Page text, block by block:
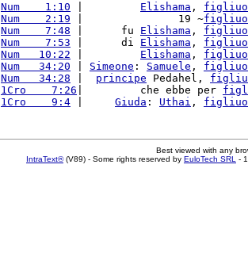
Num    1:10 Elishama ,
Num    2:19 |               19 ~
Num    7:48 |      fu Elishama ,
Num    7:53 |      di Elishama ,
Num   10:22 Elishama ,
Num   34:20 Simeone : Samuele ,
Num   34:28 principe Pedahel,
1Cro    7:26 |         che ebbe per
1Cro    9:4 Giuda : Uthai ,
Best viewed with any
IntraText®(V89) - Some rights reserved by EuloTech SRL -